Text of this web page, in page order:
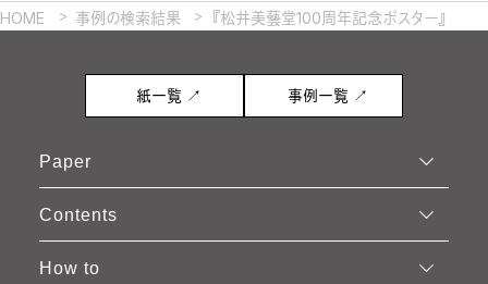
HOME 事例の検索結果 『松井美藝堂100周年記念ポスター』
紙一覧 ↗ 事例一覧 ↗
Paper
Contents
How to